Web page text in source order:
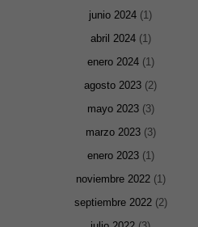
junio 2024 (1)
abril 2024(1)
enero 2024(1)
agosto 2023 (2)
mayo 2023(3)
marzo 2023(3)
enero 2023(1)
noviembre 2022(1)
septiembre 2022(2)